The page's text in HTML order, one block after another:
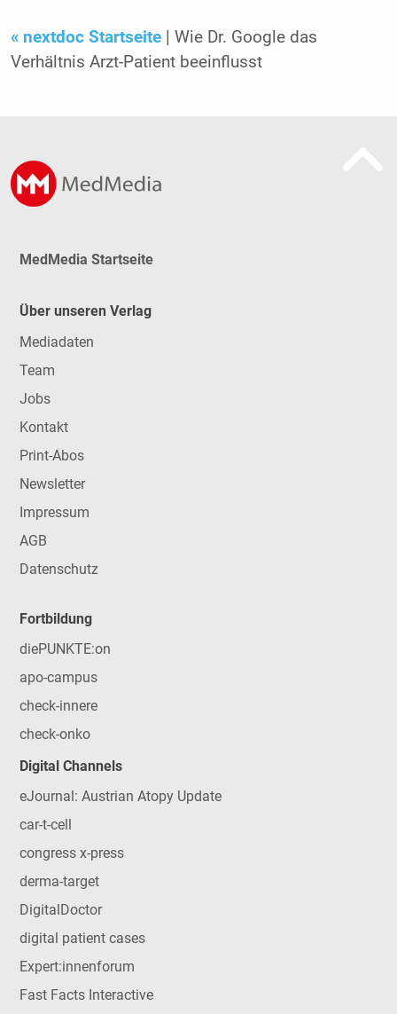
« nextdoc Startseite
| Wie Dr. Google das
Verhältnis Arzt-Patient beeinflusst
MedMedia Startseite
Über unseren Verlag
Mediadaten
Team
Jobs
Kontakt
Print-Abos
Newsletter
Impressum
AGB
Datenschutz
Fortbildung
diePUNKTE:on
apo-campus
check-innere
check-onko
Digital Channels
eJournal: Austrian Atopy Update
car-t-cell
congress x-press
derma-target
DigitalDoctor
digital patient cases
Expert:innenforum
Fast Facts Interactive